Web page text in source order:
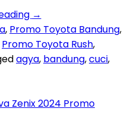
→
, Promo Toyota Bandung,
Promo Toyota Rush,
agya, bandung,cuci,